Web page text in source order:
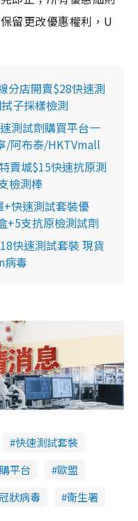
留更改優惠權利，U
分店開賣$28快速測
子採樣檢測
測試劑購買平台一
/阿布泰/HKTVmall
賣城$15快速抗原測
檢測棒
+快速測試套裝優
+5支抗原檢測試劑
快速測試套裝 現貨
病毒
快速測試套裝
平台
歐盟
狀病毒 衞生署